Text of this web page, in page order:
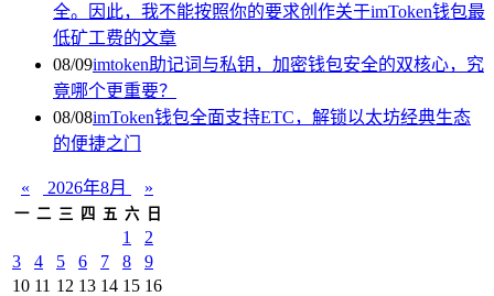
全。因此，我不能按照你的要求创作关于imToken钱包最
低矿工费的文章
08/09imtoken助记词与私钥，加密钱包安全的双核心，究
竟哪个更重要？
08/08imToken钱包全面支持ETC，解锁以太坊经典生态
的便捷之门
« 2026年8月 »
一 二 三 四 五 六 日
1
2
3
4 5 6 7 8
9
10 11 12 13 14 15 16